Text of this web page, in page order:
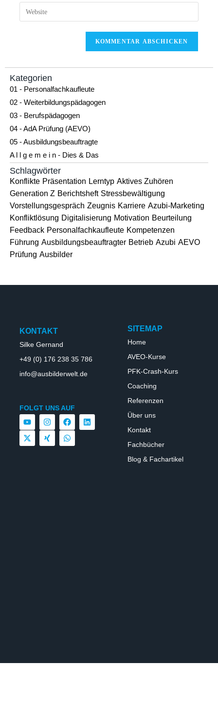
Kategorien
01 - Personalfachkaufleute
02 - Weiterbildungspädagogen
03 - Berufspädagogen
04 - AdA Prüfung (AEVO)
05 - Ausbildungsbeauftragte
A l l g e m e i n - Dies & Das
Schlagwörter
Konflikte Präsentation Lerntyp Aktives Zuhören
Generation Z Berichtsheft Stressbewältigung
Vorstellungsgespräch Zeugnis Karriere Azubi-Marketing
Konfliktlösung Digitalisierung Motivation Beurteilung
Feedback Personalfachkaufleute Kompetenzen
Führung Ausbildungsbeauftragter Betrieb Azubi AEVO
Prüfung Ausbilder
KONTAKT
Silke Gernand
+49 (0) 176 238 35 786
info@ausbilderwelt.de
FOLGT UNS AUF
SITEMAP
Home
AVEO-Kurse
PFK-Crash-Kurs
Coaching
Referenzen
Über uns
Kontakt
Fachbücher
Blog & Fachartikel